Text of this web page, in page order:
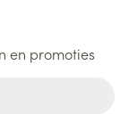
en promoties